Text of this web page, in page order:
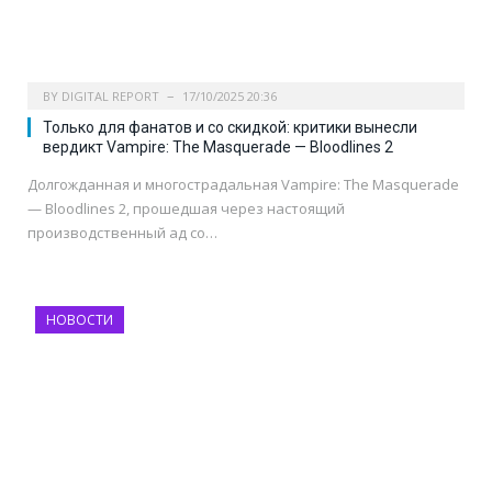
BY DIGITAL REPORT 17/10/2025 20:36
Только для фанатов и со скидкой: критики вынесли
вердикт Vampire: The Masquerade — Bloodlines 2
Долгожданная и многострадальная Vampire: The Masquerade
— Bloodlines 2, прошедшая через настоящий
производственный ад со…
НОВОСТИ